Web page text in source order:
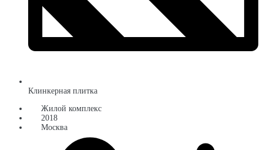
Клинкерная плитка
Жилой комплекс
2018
Москва